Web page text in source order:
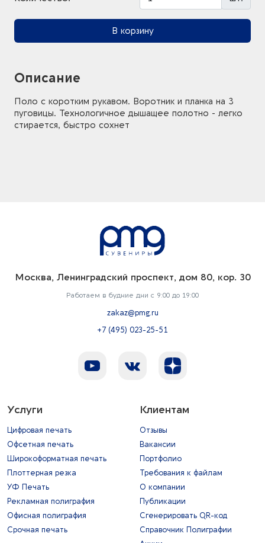
В корзину
Описание
Поло с коротким рукавом. Воротник и планка на 3
пуговицы. Технологичное дышащее полотно - легко
стирается, быстро сохнет
Москва, Ленинградский проспект, дом 80, кор. 30
Работаем в будние дни с 9:00 до 19:00
zakaz@pmg.ru
+7 (495) 023-25-51
Услуги
Цифровая печать
Офсетная печать
Широкоформатная печать
Плоттерная резка
УФ Печать
Рекламная полиграфия
Офисная полиграфия
Срочная печать
Клиентам
Отзывы
Вакансии
Портфолио
Требования к файлам
О компании
Публикации
Сгенерировать QR-код
Справочник Полиграфии